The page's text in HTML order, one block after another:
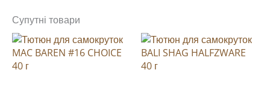
Будьте першим, хто залишив
відгук на “Тютюн для
самокруток MAC BAREN # 12
Супутні товари